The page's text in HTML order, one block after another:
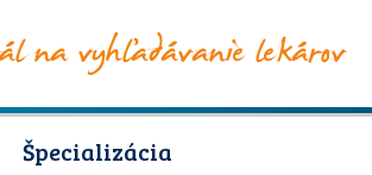
Špecializácia